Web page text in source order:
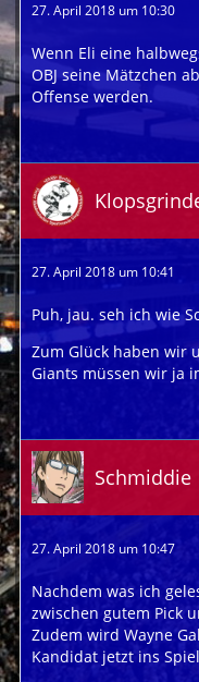
27. April 2018 um 10:30
Wenn Eli eine
OBJ seine Mätzchen
Offense werden.
27. April 2018 um 10:41
Puh, jau. seh ich wie
Zum Glück haben wir
Giants müssen wir ja
Schmiddie
27. April 2018 um 10:47
Nachdem was ich
zwischen gutem Pick
Zudem wird Wayne
Kandidat jetzt ins